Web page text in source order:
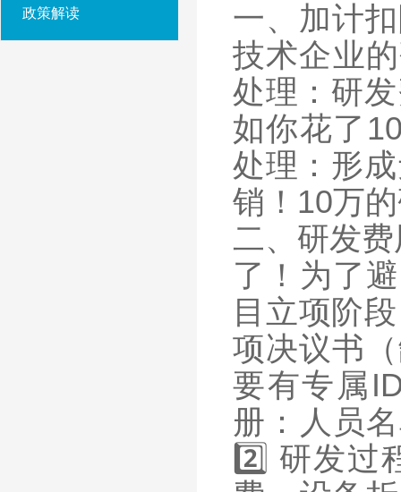
政策解读
一、加计
技术企业
处理：研
如你花了
处理：形
销！10万
二、研发
了！为了
目立项阶
项决议书
要有专属
册：人员
2️⃣ 研发过